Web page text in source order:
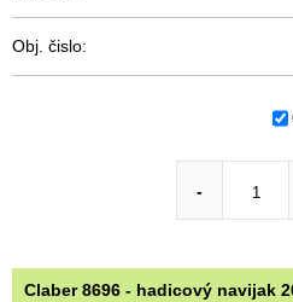
Obj. čislo:
-
Claber 8696 - hadicový navijak